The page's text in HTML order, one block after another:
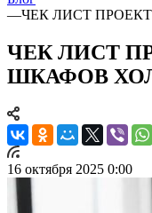
—ЧЕК ЛИСТ
ЧЕК ЛИСТ
ШКАФОВ
16 октября 2025 0:00